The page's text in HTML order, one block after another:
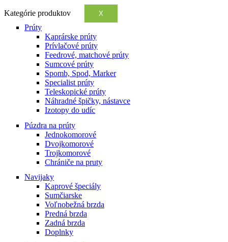
Kategórie produktov X
Prúty
Kaprárske prúty
Prívlačové prúty
Feedrové, matchové prúty
Sumcové prúty
Spomb, Spod, Marker
Specialist prúty
Teleskopické prúty
Náhradné špičky, nástavce
Izotopy do udíc
Púzdra na prúty
Jednokomorové
Dvojkomorové
Trojkomorové
Chrániče na pruty
Navijaky
Kaprové špeciály
Sumčiarske
Voľnobežná brzda
Predná brzda
Zadná brzda
Doplnky